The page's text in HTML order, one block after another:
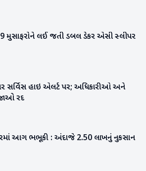
મુસાફરોને લઈ જતી ડબલ ડેકર એસી સ્લીપર
સર્વિસ હાઇ એલર્ટ પર; અધિકારીઓ અને
રદ
આગ ભભૂકી : અંદાજે 2.50 લાખનું નુકસાન